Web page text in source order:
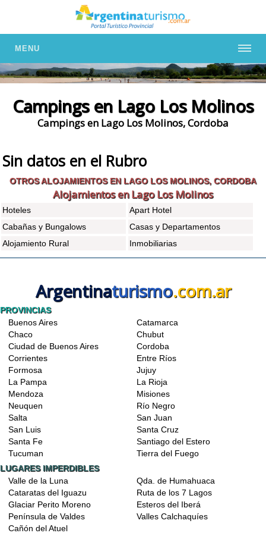
MENU
Campings en Lago Los Molinos
Campings en Lago Los Molinos, Cordoba
Sin datos en el Rubro
OTROS ALOJAMIENTOS EN LAGO LOS MOLINOS, CORDOBA
Alojamientos en Lago Los Molinos
Hoteles
Apart Hotel
Cabañas y Bungalows
Casas y Departamentos
Alojamiento Rural
Inmobiliarias
Argentinaturismo.com.ar
PROVINCIAS
Buenos Aires
Catamarca
Chaco
Chubut
Ciudad de Buenos Aires
Cordoba
Corrientes
Entre Ríos
Formosa
Jujuy
La Pampa
La Rioja
Mendoza
Misiones
Neuquen
Río Negro
Salta
San Juan
San Luis
Santa Cruz
Santa Fe
Santiago del Estero
Tucuman
Tierra del Fuego
LUGARES IMPERDIBLES
Valle de la Luna
Qda. de Humahuaca
Cataratas del Iguazu
Ruta de los 7 Lagos
Glaciar Perito Moreno
Esteros del Iberá
Península de Valdes
Valles Calchaquíes
Cañón del Atuel